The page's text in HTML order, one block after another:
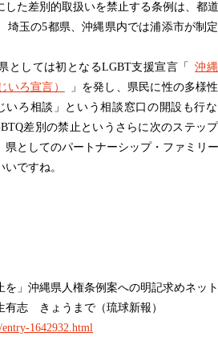
た差別的取扱いを禁止する条例は、都
埼玉の5都県、沖縄県内では浦添市が制
としては初となるLGBT支援宣言「
沖
いろ宣言）
」を発し、県民に性の多様
いろ相談」という相談窓口の開設も行
差別の禁止というさらに次のステッ
県としてのパートナーシップ・ファミリ
ですね。
を」沖縄県人権条例案への明記求めネッ
志 きょうまで（琉球新報）
1642932.html